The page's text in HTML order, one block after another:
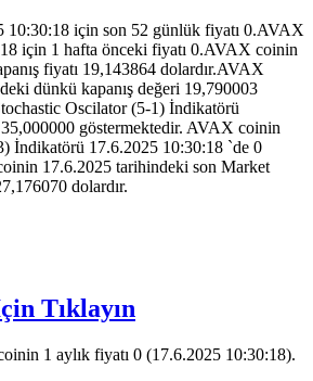
için son 52 günlük fiyatı 0.AVAX
için 1 hafta önceki fiyatı 0.AVAX coinin
fiyatı 19,143864 dolardır.AVAX
dünkü kapanış değeri 19,790003
Oscilator (5-1) İndikatörü
göstermektedir. AVAX coinin
İndikatörü 17.6.2025 10:30:18 `de 0
17.6.2025 tarihindeki son Market
dolardır.
Tıklayın
1 aylık fiyatı 0 (17.6.2025 10:30:18).